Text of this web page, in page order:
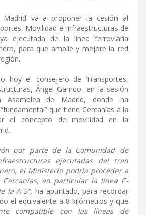
Madrid va a proponer la cesión al
Movilidad e Infraestructuras de
ejecutada de la línea ferroviaria
para que amplíe y mejore la red
hoy el consejero de Transportes,
Ángel Garrido, en la sesión
de Madrid, donde ha
que tiene Cercanías a la
el concepto de movilidad en la
por parte de la Comunidad de
ejecutadas del tren
el Ministerio podría proceder a
en particular la línea C-
la A‐5”, ha apuntado, para recordar
el equivalente a 8 kilómetros y que
compatible con las líneas de